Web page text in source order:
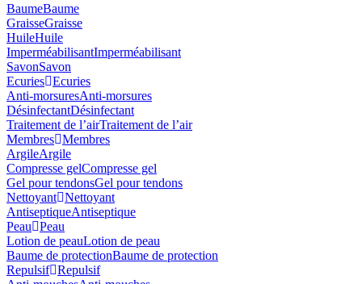
BaumeBaume
GraisseGraisse
HuileHuile
ImperméabilisantImperméabilisant
SavonSavon
Ecuries Ecuries
Anti-morsuresAnti-morsures
DésinfectantDésinfectant
Traitement de l’airTraitement de l’air
Membres Membres
ArgileArgile
Compresse gelCompresse gel
Gel pour tendonsGel pour tendons
Nettoyant Nettoyant
AntiseptiqueAntiseptique
Peau
Peau
Lotion de peauLotion de peau
Baume de protectionBaume de protection
Repulsif Repulsif